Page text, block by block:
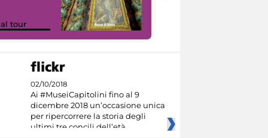
tour
02/10/2018
Ai #MuseiCapitolini fino al 9
dicembre 2018 un’occasione unica
per ripercorrere la storia degli
ultimi tre concili dell’età